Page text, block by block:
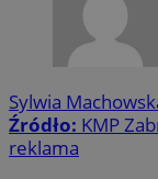
Sylwia
Źródło: KMP
reklama